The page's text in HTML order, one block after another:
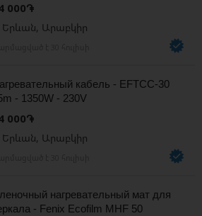
000֏
Երևան, Արաբկիր
кабель - EFTCC-30
- 1350W - 230V
000֏
Երևան, Արաբկիր
нагревательный мат для
- Fenix Ecofilm MHF 50